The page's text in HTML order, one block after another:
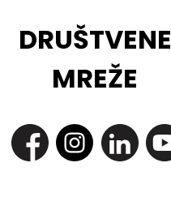
DRUŠTVENE
MREŽE